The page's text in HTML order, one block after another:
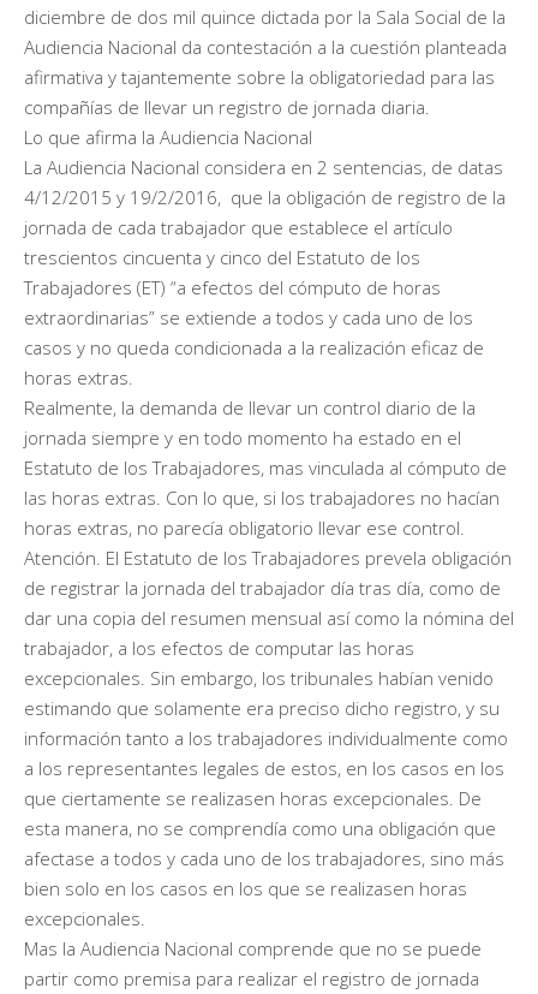
diciembre de dos mil quince dictada por la Sala Social de la
Audiencia Nacional da contestación a la cuestión planteada
afirmativa y tajantemente sobre la obligatoriedad para las
compañías de llevar un registro de jornada diaria.
Lo que afirma la Audiencia Nacional
La Audiencia Nacional considera en 2 sentencias, de datas
4/12/2015 y 19/2/2016, que la obligación de registro de la
jornada de cada trabajador que establece el artículo
trescientos cincuenta y cinco del Estatuto de los
Trabajadores (ET) “a efectos del cómputo de horas
extraordinarias” se extiende a todos y cada uno de los
casos y no queda condicionada a la realización eficaz de
horas extras.
Realmente, la demanda de llevar un control diario de la
jornada siempre y en todo momento ha estado en el
Estatuto de los Trabajadores, mas vinculada al cómputo de
las horas extras. Con lo que, si los trabajadores no hacían
horas extras, no parecía obligatorio llevar ese control.
Atención. El Estatuto de los Trabajadores prevela obligación
de registrar la jornada del trabajador día tras día, como de
dar una copia del resumen mensual así como la nómina del
trabajador, a los efectos de computar las horas
excepcionales. Sin embargo, los tribunales habían venido
estimando que solamente era preciso dicho registro, y su
información tanto a los trabajadores individualmente como
a los representantes legales de estos, en los casos en los
que ciertamente se realizasen horas excepcionales. De
esta manera, no se comprendía como una obligación que
afectase a todos y cada uno de los trabajadores, sino más
bien solo en los casos en los que se realizasen horas
excepcionales.
Mas la Audiencia Nacional comprende que no se puede
partir como premisa para realizar el registro de jornada